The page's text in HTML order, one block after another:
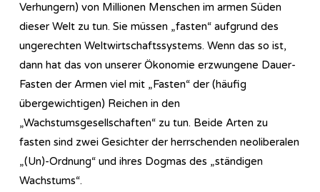
Verhungern) von Millionen Menschen im armen Süden
dieser Welt zu tun. Sie müssen „fasten“ aufgrund des
ungerechten Weltwirtschaftssystems. Wenn das so ist,
dann hat das von unserer Ökonomie erzwungene Dauer-
Fasten der Armen viel mit „Fasten“ der (häufig
übergewichtigen) Reichen in den
„Wachstumsgesellschaften“ zu tun. Beide Arten zu
fasten sind zwei Gesichter der herrschenden neoliberalen
„(Un)-Ordnung“ und ihres Dogmas des „ständigen
Wachstums“.